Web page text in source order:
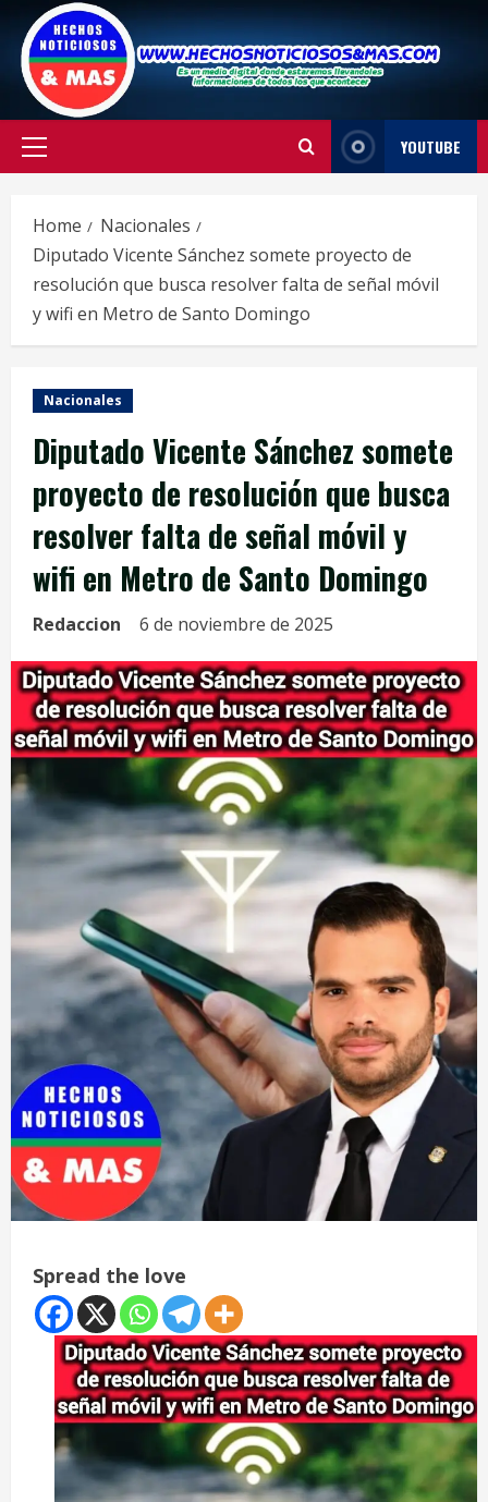
content
Primary
YOUTUBE
Home
Nacionales
Diputado Vicente Sánchez somete proyecto de
resolución que busca resolver falta de señal móvil
y wifi en Metro de Santo Domingo
Nacionales
Diputado Vicente Sánchez somete
proyecto de resolución que busca
resolver falta de señal móvil y
wifi en Metro de Santo Domingo
Redaccion 6 de noviembre de 2025
Spread the love